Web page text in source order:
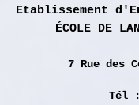
Etablissement
ÉCOLE DE
7 Rue des
Tél